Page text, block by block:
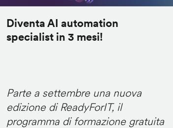
Diventa AI automation
specialist in 3 mesi!
Parte a settembre una nuova
edizione di ReadyForIT, il
programma di formazione gratuita